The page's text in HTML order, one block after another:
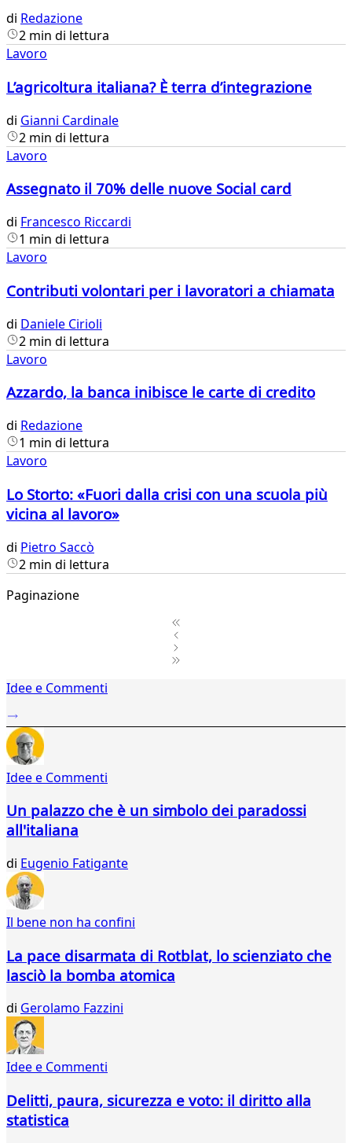
di Redazione
2 min di lettura
Lavoro
L’agricoltura italiana? È terra d’integrazione
di Gianni Cardinale
2 min di lettura
Lavoro
Assegnato il 70% delle nuove Social card
di Francesco Riccardi
1 min di lettura
Lavoro
Contributi volontari per i lavoratori a chiamata
di Daniele Cirioli
2 min di lettura
Lavoro
Azzardo, la banca inibisce le carte di credito
di Redazione
1 min di lettura
Lavoro
Lo Storto: «Fuori dalla crisi con una scuola più
vicina al lavoro»
di Pietro Saccò
2 min di lettura
Paginazione
2Idee e Commenti
Idee e Commenti
Un palazzo che è un simbolo dei paradossi
all'italiana
di Eugenio Fatigante
Il bene non ha confini
La pace disarmata di Rotblat, lo scienziato che
lasciò la bomba atomica
di Gerolamo Fazzini
Idee e Commenti
Delitti, paura, sicurezza e voto: il diritto alla
statistica